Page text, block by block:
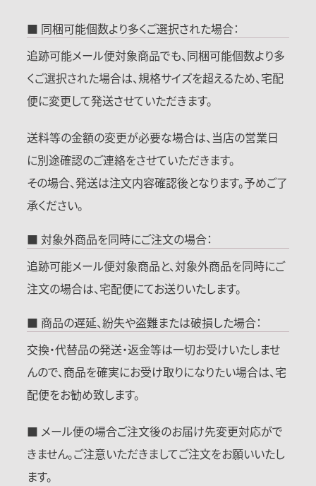
■ 同梱可能個数より多くご選択された場合：
追跡可能メール便対象商品でも、同梱可能個数より多
くご選択された場合は、規格サイズを超えるため、宅配
便に変更して発送させていただきます。
送料等の金額の変更が必要な場合は、当店の営業日
に別途確認のご連絡をさせていただきます。
その場合、発送は注文内容確認後となります。予めご了
承ください。
■ 対象外商品を同時にご注文の場合：
追跡可能メール便対象商品と、対象外商品を同時にご
注文の場合は、宅配便にてお送りいたします。
■ 商品の遅延、紛失や盗難または破損した場合：
交換・代替品の発送・返金等は一切お受けいたしませ
んので、商品を確実にお受け取りになりたい場合は、宅
配便をお勧め致します。
■ メール便の場合ご注文後のお届け先変更対応がで
きません。ご注意いただきましてご注文をお願いいたし
ます。